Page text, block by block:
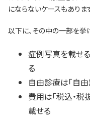
にならないケースもありま
以下に、その中の一部を挙
症例写真を載せ
る
自由診療は「自
費用は「税込・税
載せる